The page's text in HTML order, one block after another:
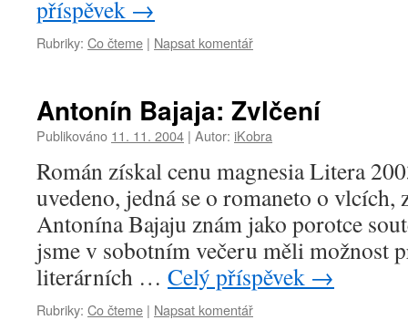
příspěvek →
Rubriky: Co čteme | Napsat komentář
Antonín Bajaja: Zvlčení
Publikováno 11. 11. 2004 | Autor: iKobra
Román získal cenu magnesia Litera
uvedeno, jedná se o romaneto o vlcích,
Antonína Bajaju znám jako porotce
jsme v sobotním večeru měli možnost
literárních … Celý příspěvek →
Rubriky: Co čteme | Napsat komentář